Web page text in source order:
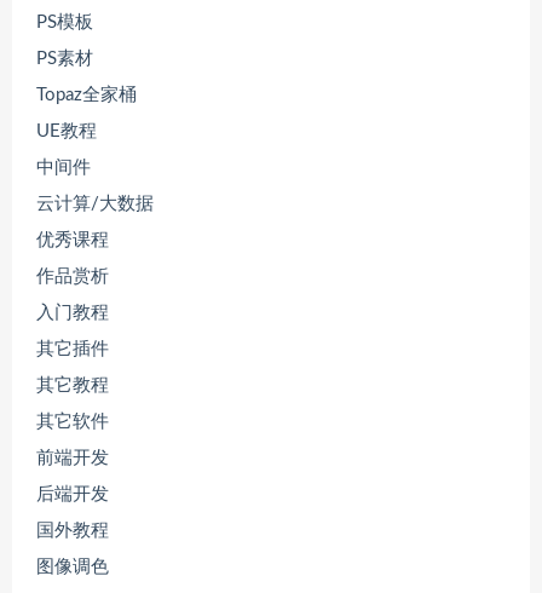
PS模板
PS素材
Topaz全家桶
UE教程
中间件
云计算/大数据
优秀课程
作品赏析
入门教程
其它插件
其它教程
其它软件
前端开发
后端开发
国外教程
图像调色